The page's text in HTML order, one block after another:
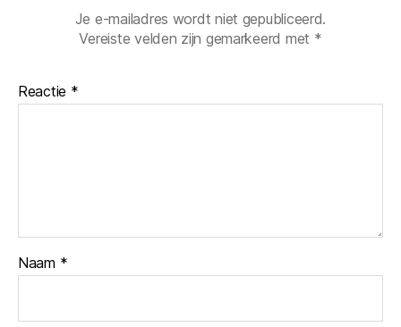
Je e-mailadres wordt niet gepubliceerd.
Vereiste velden zijn gemarkeerd met *
Reactie *
Naam *